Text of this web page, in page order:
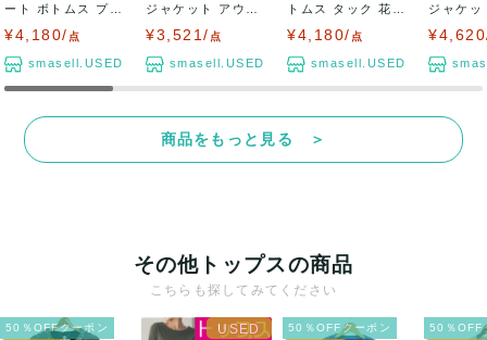
ート ボトムス プリ
ーツ レディ...
¥4,180/ 点
smasell.USED
ジャケット アウタ
ー シャツジャ...
¥3,521/ 点
smasell.USED
トムス タック 花柄
レース ...
¥4,180/ 点
smasell.USED
ジャケッ
ー リネ
商品をもっと見る ＞
その他トップスの商品
こちらも探してみてください
50％OFFクーポン 50％OFFクーポン 50％OFF